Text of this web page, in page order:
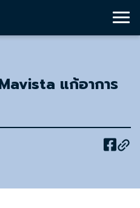
แก้อาการ